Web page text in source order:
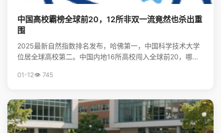
中国高校霸榜全球前20，12所非双一流竟然也杀出重
围
2025最新自然指数排名发布，哈佛第一，中国科学技术大学
位居全球高校第二。中国内地16所高校闯入全球前20，哪些
01-12👁️ 745